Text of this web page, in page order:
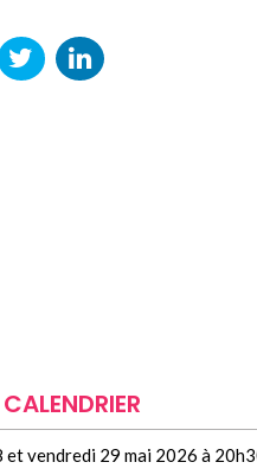
CALENDRIER
et vendredi 29 mai 2026 à